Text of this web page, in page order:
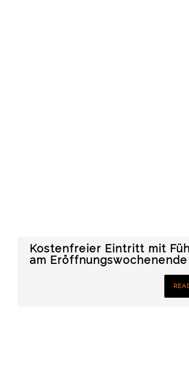
Kostenfreier Eintritt mit
am Eröffnungswochenende